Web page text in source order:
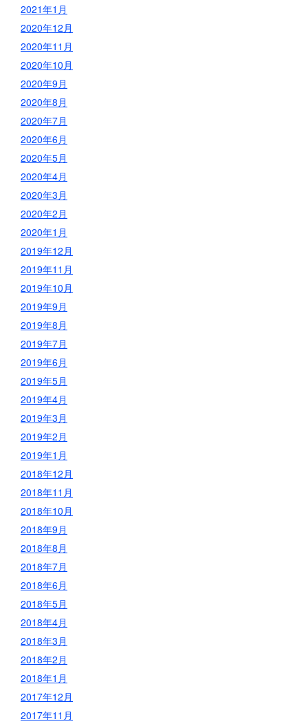
2021年1月
2020年12月
2020年11月
2020年10月
2020年9月
2020年8月
2020年7月
2020年6月
2020年5月
2020年4月
2020年3月
2020年2月
2020年1月
2019年12月
2019年11月
2019年10月
2019年9月
2019年8月
2019年7月
2019年6月
2019年5月
2019年4月
2019年3月
2019年2月
2019年1月
2018年12月
2018年11月
2018年10月
2018年9月
2018年8月
2018年7月
2018年6月
2018年5月
2018年4月
2018年3月
2018年2月
2018年1月
2017年12月
2017年11月